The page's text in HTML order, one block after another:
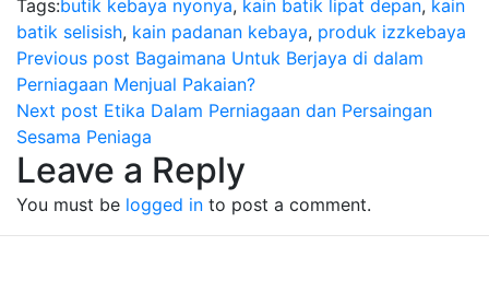
Tags:butik kebaya nyonya, kain batik lipat depan, kain
batik selisish, kain padanan kebaya, produk izzkebaya
Previous post Bagaimana Untuk Berjaya di dalam
Perniagaan Menjual Pakaian?
Next post Etika Dalam Perniagaan dan Persaingan
Sesama Peniaga
Leave a Reply
You must be logged in to post a comment.